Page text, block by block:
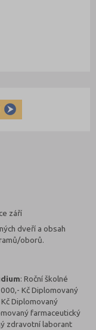
září
dveří a obsah
oborů.
: Roční školné
Kč Diplomovaný
Diplomovaný
farmaceutický
zdravotní laborant